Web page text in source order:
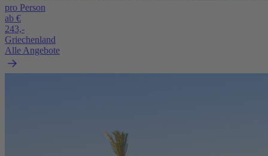
pro Person
ab €
243,-
Griechenland
Alle Angebote